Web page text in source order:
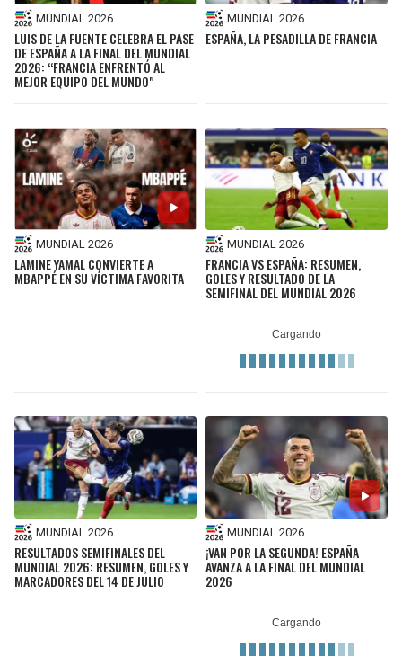
MUNDIAL 2026
LUIS DE LA FUENTE CELEBRA EL PASE
DE ESPAÑA A LA FINAL DEL MUNDIAL
2026: “FRANCIA ENFRENTÓ AL
MEJOR EQUIPO DEL MUNDO"
MUNDIAL 2026
ESPAÑA, LA PESADILLA DE FRANCIA
MUNDIAL 2026
LAMINE YAMAL CONVIERTE A
MBAPPÉ EN SU VÍCTIMA FAVORITA
MUNDIAL 2026
FRANCIA VS ESPAÑA: RESUMEN,
GOLES Y RESULTADO DE LA
SEMIFINAL DEL MUNDIAL 2026
MUNDIAL 2026
RESULTADOS SEMIFINALES DEL
MUNDIAL 2026: RESUMEN, GOLES Y
MARCADORES DEL 14 DE JULIO
MUNDIAL 2026
¡VAN POR LA SEGUNDA! ESPAÑA
AVANZA A LA FINAL DEL MUNDIAL
2026